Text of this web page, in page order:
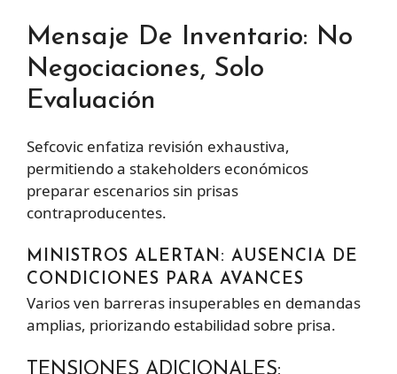
Mensaje De Inventario: No
Negociaciones, Solo
Evaluación
Sefcovic enfatiza revisión exhaustiva,
permitiendo a stakeholders económicos
preparar escenarios sin prisas
contraproducentes.
MINISTROS ALERTAN: AUSENCIA DE
CONDICIONES PARA AVANCES
Varios ven barreras insuperables en demandas
amplias, priorizando estabilidad sobre prisa.